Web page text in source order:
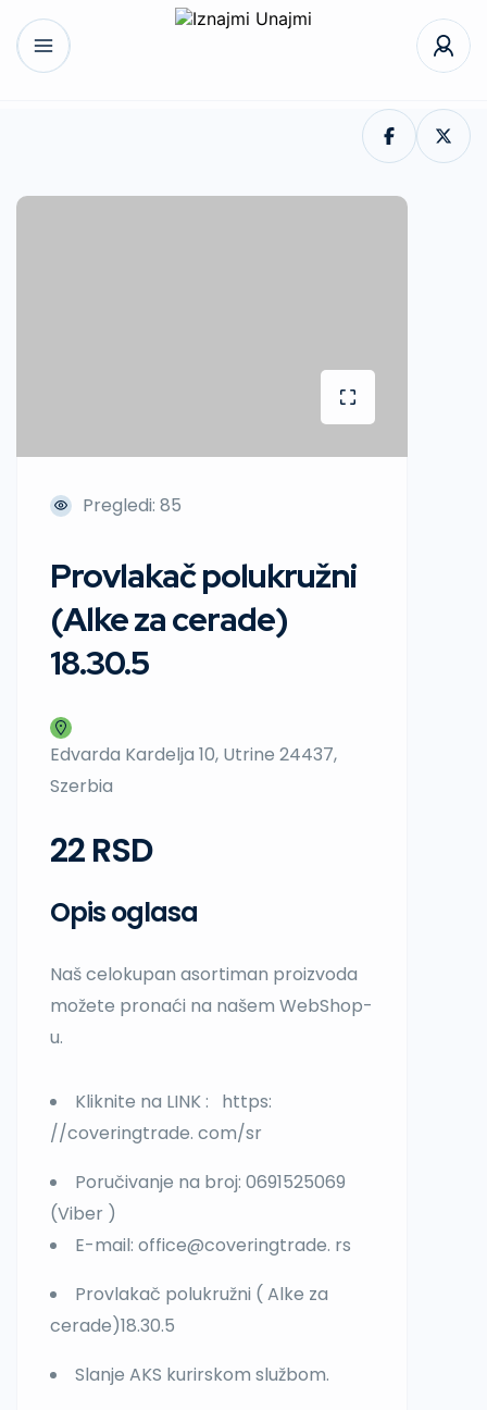
Pregledi: 85
Provlakač polukružni
(Alke za cerade)
18.30.5
Edvarda Kardelja 10, Utrine 24437,
Szerbia
22 RSD
Opis oglasa
Naš celokupan asortiman proizvoda
možete pronaći na našem WebShop-
u.
Kliknite na LINK : https:
//coveringtrade. com/sr
Poručivanje na broj: 0691525069
(Viber )
E-mail: office@coveringtrade. rs
Provlakač polukružni ( Alke za
cerade)18.30.5
Slanje AKS kurirskom službom.